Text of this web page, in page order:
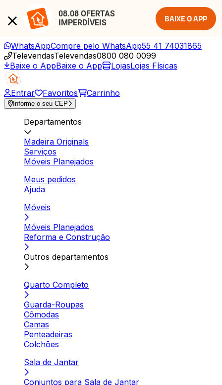
08.08 OFERTAS
IMPERDÍVEIS
BAIXE O APP
WhatsAppCompre pelo WhatsApp55 41 74031865
TelevendasTelevendas0800 080 0099
Baixe o AppBaixe o App LojasLojas Físicas
Entrar Favoritos Carrinho
Informe o seu CEP
Departamentos
Madeira Originals
Serviços
Móveis Planejados
Meus pedidos
Ajuda
Móveis
Móveis Planejados
Reforma e Construção
Outros departamentos
Quarto Completo
Guarda-Roupas
Cômodas
Camas
Penteadeiras
Colchões
Sala de Jantar
Conjuntos para Sala de Jantar